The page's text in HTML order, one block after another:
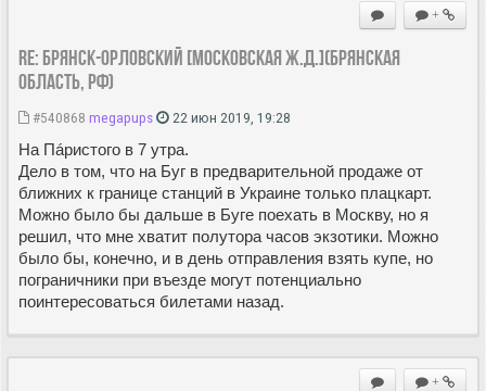
+
Re: Брянск-Орловский [Московская ж.д.](Брянская
область, РФ)
#540868 megapups 22 июн 2019, 19:28
На Пáристого в 7 утра.
Дело в том, что на Буг в предварительной продаже от
ближних к границе станций в Украине только плацкарт.
Можно было бы дальше в Буге поехать в Москву, но я
решил, что мне хватит полутора часов экзотики. Можно
было бы, конечно, и в день отправления взять купе, но
пограничники при въезде могут потенциально
поинтересоваться билетами назад.
+